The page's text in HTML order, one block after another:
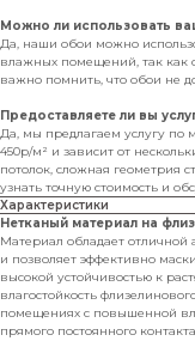
Можно ли использовать
Да, наши обои можно
влажных помещений, так как
важно помнить, что обои не
Предоставляете ли вы
Да, мы предлагаем услугу по
450р/м² и зависит от
потолок, сложная геометрия
узнать точную стоимость и
Характеристики
Нетканый материал на
Материал обладает отличной
и позволяет эффективно
высокой устойчивостью к
влагостойкость
помещениях с повышенной
прямого постоянного